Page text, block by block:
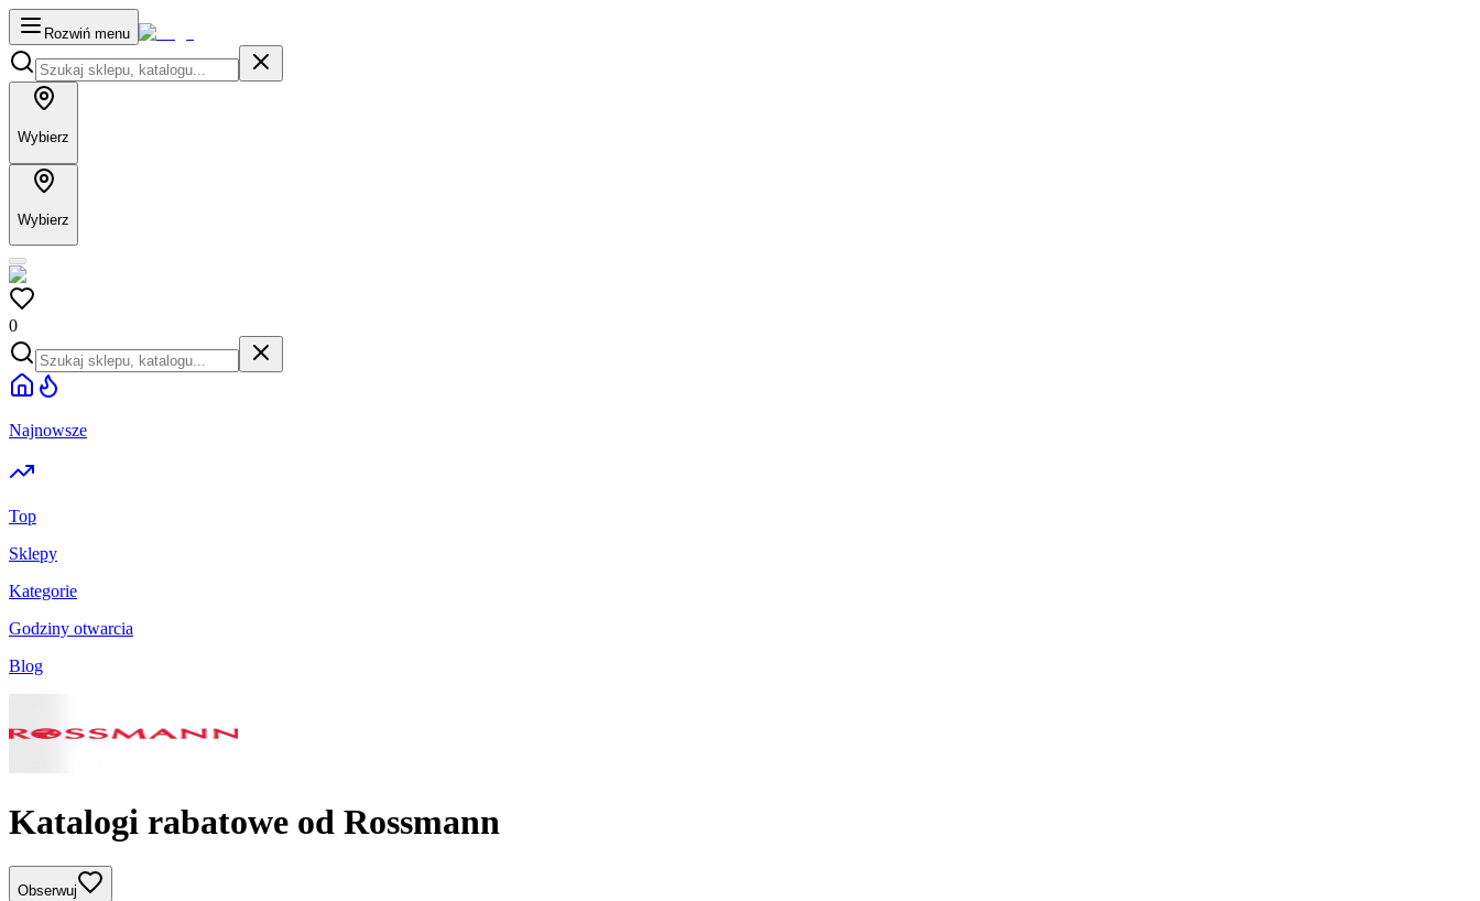
Rozwiń menu
Wybierz
Wybierz
0
Najnowsze
Top
Sklepy
Kategorie
Godziny otwarcia
Blog
Katalogi rabatowe od Rossmann
Obserwuj